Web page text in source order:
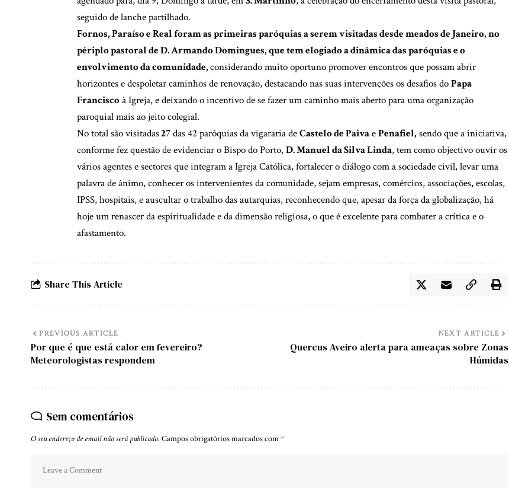
seguido de lanche partilhado.
Fornos, Paraíso e Real foram as primeiras paróquias a serem visitadas desde meados de Janeiro, no
périplo pastoral de D. Armando Domingues, que tem elogiado a dinâmica das paróquias e o
envolvimento da comunidade,considerando muito oportuno promover encontros que possam abrir
horizontes e despoletar caminhos de renovação, destacando nas suas intervenções os desafios doPapa
Franciscoà Igreja, e deixando o incentivo de se fazer um caminho mais aberto para uma organização
paroquial mais ao jeito colegial.
No total são visitadas27das 42 paróquias da vigararia deCastelo de PaivaePenafiel,sendo que a iniciativa,
conforme fez questão de evidenciar o Bispo do Porto,D. Manuel da Silva Linda, tem como objectivo ouvir os
vários agentes e sectores que integram a Igreja Católica, fortalecer o diálogo com a sociedade civil, levar uma
palavra de ânimo, conhecer os intervenientes da comunidade, sejam empresas, comércios, associações, escolas,
IPSS, hospitais, e auscultar o trabalho das autarquias, reconhecendo que, apesar da força da globalização, há
hoje um renascer da espiritualidade e da dimensão religiosa, o que é excelente para combater a crítica e o
afastamento.
Share This Article
PREVIOUS ARTICLE
Por que é que está calor em fevereiro?
Meteorologistas respondem
NEXT ARTICLE
Quercus Aveiro alerta para ameaças sobre Zonas
Húmidas
Sem comentários
O seu endereço de email não será publicado. Campos obrigatórios marcados com*